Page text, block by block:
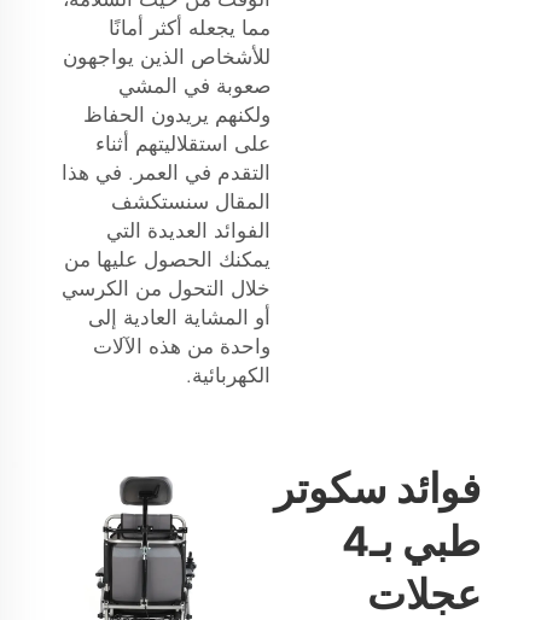
مما يجعله أكثر أمانًا
للأشخاص الذين يواجهون
صعوبة في المشي
ولكنهم يريدون الحفاظ
على استقلاليتهم أثناء
التقدم في العمر. في هذا
المقال سنستكشف
الفوائد العديدة التي
يمكنك الحصول عليها من
خلال التحول من الكرسي
أو المشاية العادية إلى
واحدة من هذه الآلات
الكهربائية.
فوائد سكوتر
طبي بـ4
عجلات